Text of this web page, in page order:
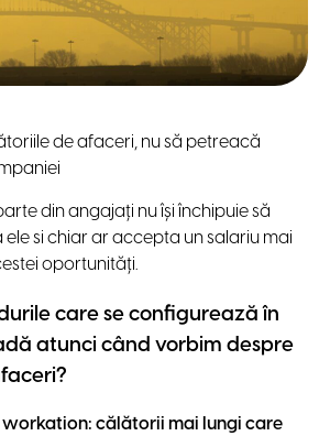
de afaceri, nu să petreacă
din angajați nu își închipuie să
ele si chiar ar accepta un salariu mai
oportunități.
care se configurează în
atunci când vorbim despre
workation: călătorii mai lungi care